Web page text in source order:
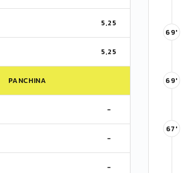
5,25
5,25
PANCHINA
-
-
-
69'
69'
67'